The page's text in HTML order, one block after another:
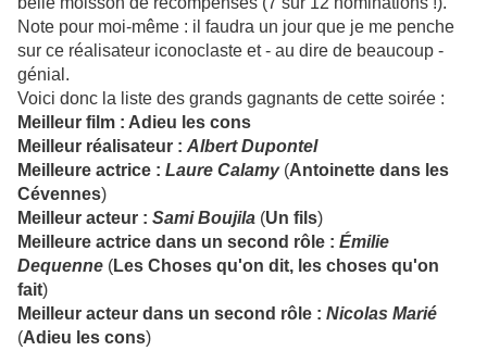
Note pour moi-même : il faudra un jour que je me penche
sur ce réalisateur iconoclaste et - au dire de beaucoup -
génial.
Voici donc la liste des grands gagnants de cette soirée :
Meilleur film : Adieu les cons
Meilleur réalisateur : Albert Dupontel
Meilleure actrice : Laure Calamy (Antoinette dans les
Cévennes)
Meilleur acteur : Sami Boujila (Un fils)
Meilleure actrice dans un second rôle : Émilie
Dequenne (Les Choses qu'on dit, les choses qu'on
fait)
Meilleur acteur dans un second rôle : Nicolas Marié
(Adieu les cons)